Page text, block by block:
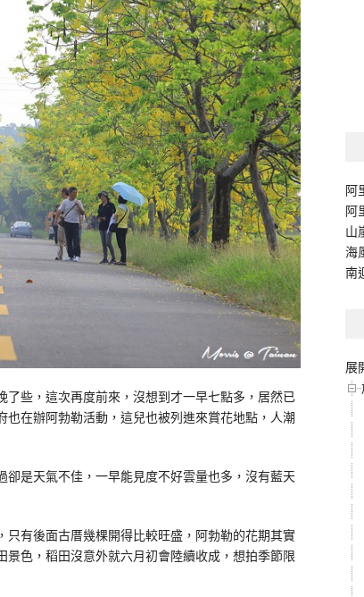
了些，這次再度前來，沒想到才一早七點多，居然已
在辦阿勃勒活動，這兒也被列進來賞花地點，人潮
是天氣不佳，一早能見度不好雲量也多，沒有藍天
有後面古厝幾棵開得比較旺盛，阿勃勒的花期其實
色，稻田沒意外就六月初會陸續收成，想拍季節限
阿
阿
山
海
南
展